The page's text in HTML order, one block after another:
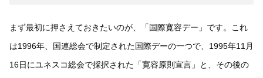
まず最初に押さえておきたいのが、「国際寛容デー」です。これ
は1996年、国連総会で制定された国際デーの一つで、1995年11月
16日にユネスコ総会で採択された「寛容原則宣言」と、その後の